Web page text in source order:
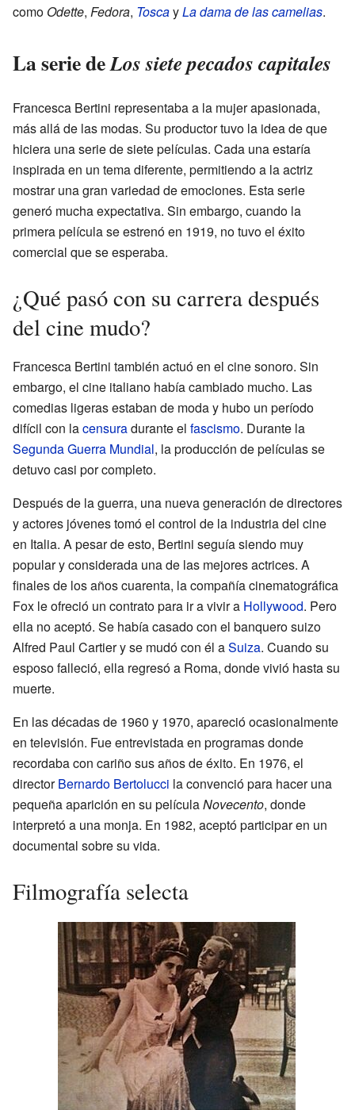
como Odette, Fedora, ToscayLa dama de las camelias.
La serie deLos siete pecados capitales
Francesca Bertini representaba a la mujer apasionada,
más allá de las modas. Su productor tuvo la idea de que
hiciera una serie de siete películas. Cada una estaría
inspirada en un tema diferente, permitiendo a la actriz
mostrar una gran variedad de emociones. Esta serie
generó mucha expectativa. Sin embargo, cuando la
primera película se estrenó en 1919, no tuvo el éxito
comercial que se esperaba.
¿Qué pasó con su carrera después
del cine mudo?
Francesca Bertini también actuó en el cine sonoro. Sin
embargo, el cine italiano había cambiado mucho. Las
comedias ligeras estaban de moda y hubo un período
difícil con lacensuradurante el fascismo. Durante la
Segunda Guerra Mundial, la producción de películas se
detuvo casi por completo.
Después de la guerra, una nueva generación de directores
y actores jóvenes tomó el control de la industria del cine
en Italia. A pesar de esto, Bertini seguía siendo muy
popular y considerada una de las mejores actrices. A
finales de los años cuarenta, la compañía cinematográfica
Fox le ofreció un contrato para ir a vivir a Hollywood. Pero
ella no aceptó. Se había casado con el banquero suizo
Alfred Paul Cartier y se mudó con él aSuiza. Cuando su
esposo falleció, ella regresó a Roma, donde vivió hasta su
muerte.
En las décadas de 1960 y 1970, apareció ocasionalmente
en televisión. Fue entrevistada en programas donde
recordaba con cariño sus años de éxito. En 1976, el
directorBernardo Bertolucci la convenció para hacer una
pequeña aparición en su películaNovecento, donde
interpretó a una monja. En 1982, aceptó participar en un
documental sobre su vida.
Filmografía selecta